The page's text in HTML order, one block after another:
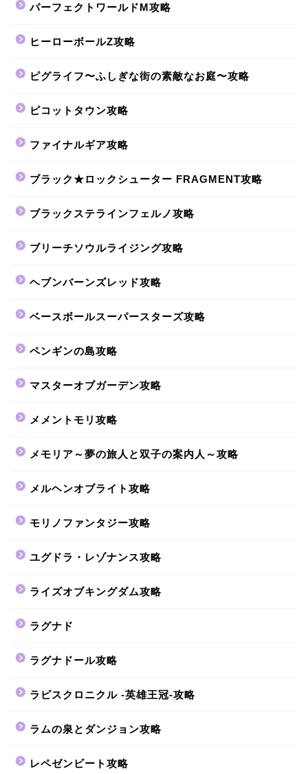
パーフェクトワールドM攻略
ヒーローボールZ攻略
ピグライフ〜ふしぎな街の素敵なお庭〜攻略
ピコットタウン攻略
ファイナルギア攻略
ブラック★ロックシューター FRAGMENT攻略
ブラックステラインフェルノ攻略
ブリーチソウルライジング攻略
ヘブンバーンズレッド攻略
ベースボールスーパースターズ攻略
ペンギンの島攻略
マスターオブガーデン攻略
メメントモリ攻略
メモリア～夢の旅人と双子の案内人～攻略
メルヘンオブライト攻略
モリノファンタジー攻略
ユグドラ・レゾナンス攻略
ライズオブキングダム攻略
ラグナド
ラグナドール攻略
ラピスクロニクル -英雄王冠-攻略
ラムの泉とダンジョン攻略
レペゼンビート攻略